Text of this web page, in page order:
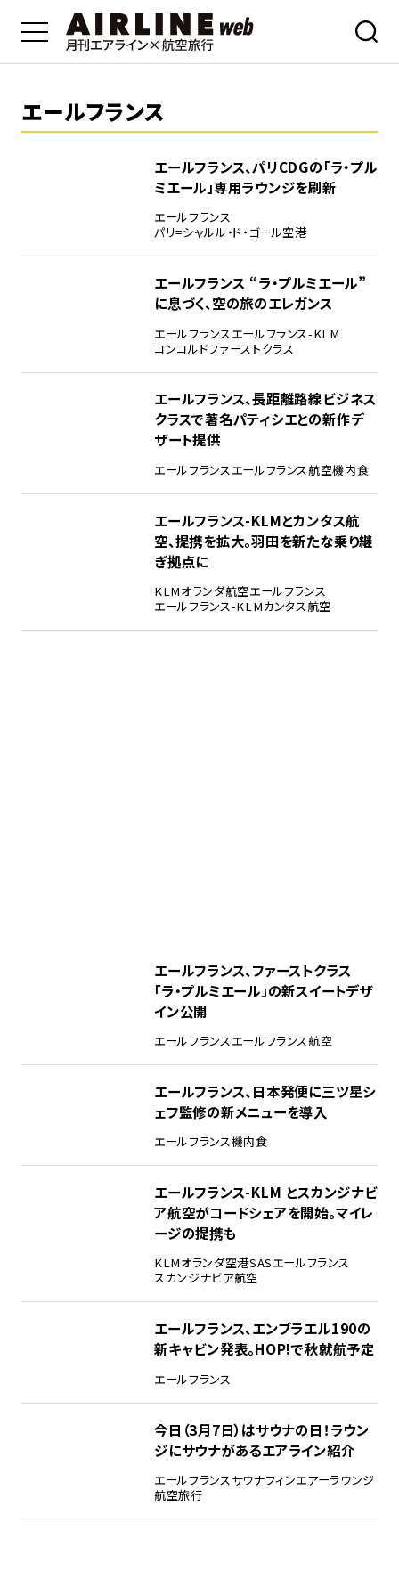
エールフランス
エールフランス、パリCDGの「ラ・プル
ミエール」専用ラウンジを刷新
エールフランス
パリ=シャルル・ド・ゴール空港
エールフランス “ラ・プルミエール”
に息づく、空の旅のエレガンス
エールフランス エールフランス-KLM
コンコルドファーストクラス
エールフランス、長距離路線ビジネス
クラスで著名パティシエとの新作デ
ザート提供
エールフランスエールフランス航空機内食
エールフランス-KLMとカンタス航
空、提携を拡大。羽田を新たな乗り継
ぎ拠点に
KLMオランダ航空エールフランス
エールフランス-KLMカンタス航空
エールフランス、ファーストクラス
「ラ・プルミエール」の新スイートデザ
イン公開
エールフランスエールフランス航空
エールフランス、日本発便に三ツ星シ
ェフ監修の新メニューを導入
エールフランス機内食
エールフランス-KLM とスカンジナビ
ア航空がコードシェアを開始。マイレ
ージの提携も
KLMオランダ空港SASエールフランス
スカンジナビア航空
エールフランス、エンブラエル190の
新キャビン発表。HOP!で秋就航予定
エールフランス
今日（3月7日）はサウナの日！ラウン
ジにサウナがあるエアライン紹介
エールフランスサウナフィンエアーラウンジ
航空旅行